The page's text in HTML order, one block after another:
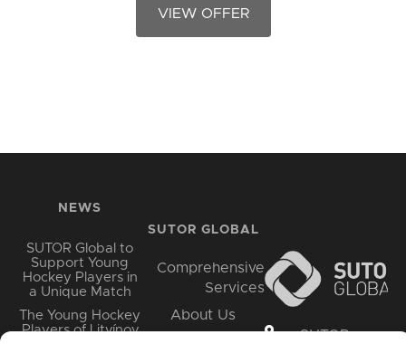
VIEW OFFER
SUTOR
NEWS
SUTOR Global to
Support Young
Hockey Players in
a Unique Match
The Young Hockey
Players of Litvínov
SUTOR GLOBAL
Comprehensive
Services
About Us